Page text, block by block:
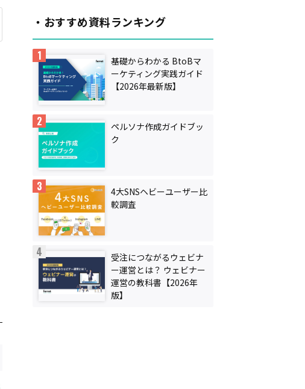
・おすすめ資料ランキング
基礎からわかる BtoBマ
ーケティング実践ガイド
【2026年最新版】
ペルソナ作成ガイドブッ
ク
4大SNSヘビーユーザー比
較調査
受注につながるウェビナ
ー運営とは？ ウェビナー
運営の教科書【2026年
版】